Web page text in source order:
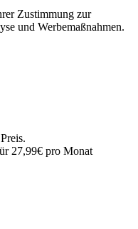
Zustimmung zur
und Werbemaßnahmen.
27,99€ pro Monat